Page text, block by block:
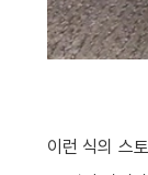
이런 식의 스